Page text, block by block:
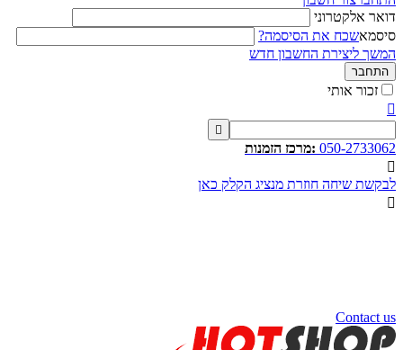
דואר אלקטרוני
סיסמאשכח את הסיסמה?
המשך ליצירת החשבון חדש
התחבר
זכור אותי


050-2733062 :מרכז הזמנות

לבקשת שיחה חוזרת מנציג הקלק כאן

Contact us